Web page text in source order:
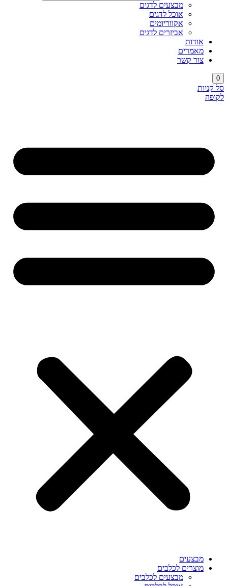
מבצעים לדגים
אוכל לדגים
אקווריומים
אביזרים לדגים
אודות
מאמרים
צור קשר
0
סל קניות
לקופה
מבצעים
מוצרים לכלבים
מבצעים לכלבים